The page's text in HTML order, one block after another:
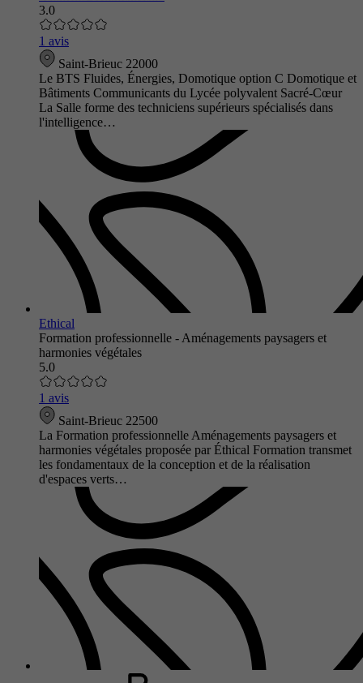
3.0
1 avis
Saint-Brieuc 22000
Le BTS Fluides, Énergies, Domotique option C Domotique et
Bâtiments Communicants du Lycée polyvalent Sacré-Cœur
La Salle forme des techniciens supérieurs spécialisés dans
l'intelligence…
Ethical
Formation professionnelle - Aménagements paysagers et
harmonies végétales
5.0
1 avis
Saint-Brieuc 22500
La Formation professionnelle Aménagements paysagers et
harmonies végétales proposée par Éthical Formation transmet
les fondamentaux de la conception et de la réalisation
d'espaces verts…